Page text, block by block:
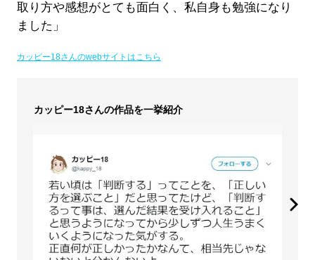
取り方や感想がとても面白く、私自身も勉強になり
ました」
カッピー18さんのwebサイトはこちら
カッピー18さんの作品を一挙紹介